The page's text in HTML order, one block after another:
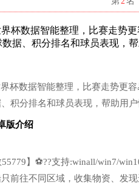
杯数据智能整理，比赛走势
据、积分排名和球员表现，
杯数据智能整理，比赛走势更
积分排名和球员表现，帮助用
版介绍
】⚽??支持:winall/win7/
前往不同区域，收集物资、发